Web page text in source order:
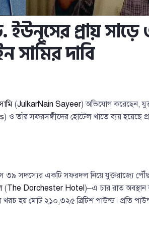
প্রায়
সামির দাবি
(JulkarNain Sayeer) অভিযোগ করেছেন,
) ও তাঁর সফরসঙ্গীদের হোটেল খাতে ব্যয় হয়েছে
সদস্যের একটি সফরদল নিয়ে যুক্তরাজ্যে
(The Dorchester Hotel)–এ চার রাত
হয় মোট ২১০,৩২৫ ব্রিটিশ পাউন্ড। প্রতি